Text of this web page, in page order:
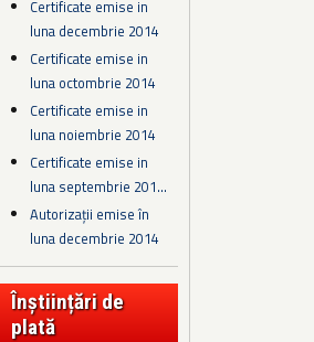
Certificate emise in
luna decembrie 2014
Certificate emise in
luna octombrie 2014
Certificate emise in
luna noiembrie 2014
Certificate emise in
luna septembrie 201...
Autorizații emise în
luna decembrie 2014
Înștiințări de
plată